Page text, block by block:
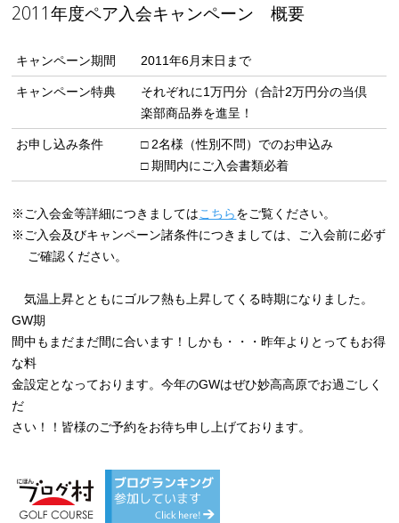
2011年度ペア入会キャンペーン 概要
キャンペーン期間 2011年6月末日まで
キャンペーン特典
それぞれに1万円分（合計2万円分の当倶
楽部商品券を進呈！
お申し込み条件
□ 2名様（性別不問）でのお申込み
□ 期間内にご入会書類必着
※ご入会金等詳細につきましてはこちらをご覧ください。
※ご入会及びキャンペーン諸条件につきましては、ご入会前に必ず
ご確認ください。
気温上昇とともにゴルフ熱も上昇してくる時期になりました。
GW期
間中もまだまだ間に合います！しかも・・・昨年よりとってもお得
な料
金設定となっております。今年のGWはぜひ妙高高原でお過ごしく
だ
さい！！皆様のご予約をお待ち申し上げております。